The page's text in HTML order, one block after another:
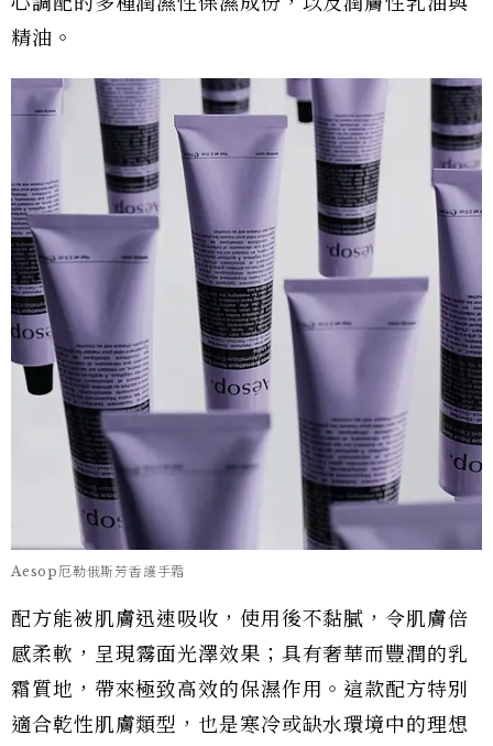
精油。
Aesop厄勒俄斯芳香護手霜
配方能被肌膚迅速吸收，使用後不黏膩，令肌膚倍
感柔軟，呈現霧面光澤效果；具有奢華而豐潤的乳
霜質地，帶來極致高效的保濕作用。這款配方特別
適合乾性肌膚類型，也是寒冷或缺水環境中的理想